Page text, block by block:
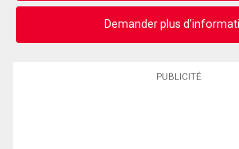
Demander plus
PUBLICITÉ